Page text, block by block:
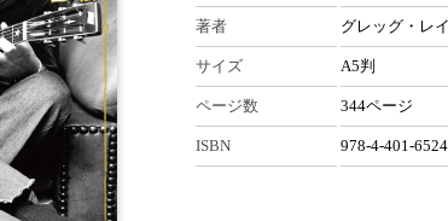
著者 グレッグ・レ
サイズ A5判
ページ数 344ページ
ISBN 978-4-401-